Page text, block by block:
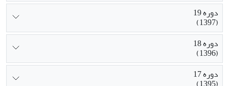
دوره 19
(1397)
دوره 18
(1396)
دوره 17